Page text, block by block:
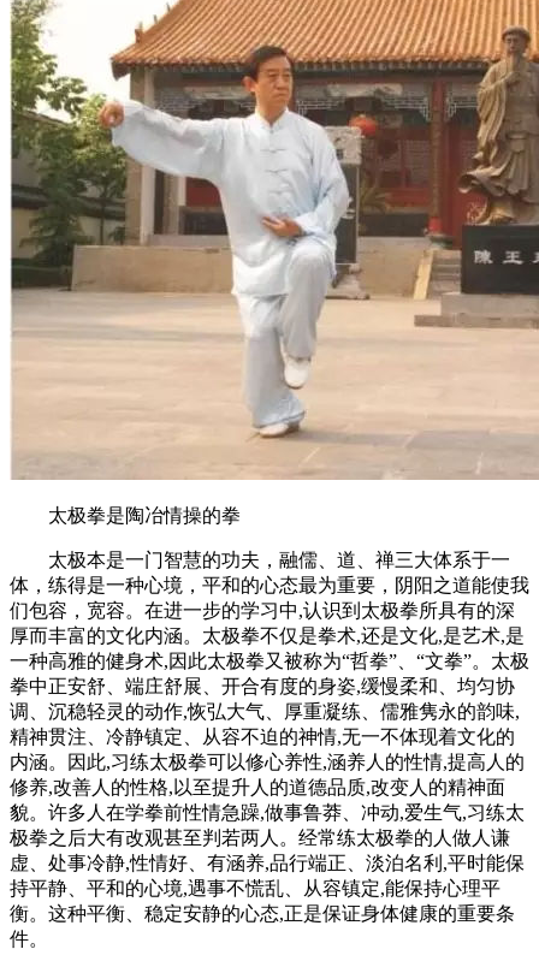
太极拳是陶冶情操的拳
太极本是一门智慧的功夫，融儒、道、禅三大体系于一
体，练得是一种心境，平和的心态最为重要，阴阳之道能使我
们包容，宽容。在进一步的学习中,认识到太极拳所具有的深
厚而丰富的文化内涵。太极拳不仅是拳术,还是文化,是艺术,是
一种高雅的健身术,因此太极拳又被称为“哲拳”、“文拳”。太极
拳中正安舒、端庄舒展、开合有度的身姿,缓慢柔和、均匀协
调、沉稳轻灵的动作,恢弘大气、厚重凝练、儒雅隽永的韵味,
精神贯注、冷静镇定、从容不迫的神情,无一不体现着文化的
内涵。因此,习练太极拳可以修心养性,涵养人的性情,提高人的
修养,改善人的性格,以至提升人的道德品质,改变人的精神面
貌。许多人在学拳前性情急躁,做事鲁莽、冲动,爱生气,习练太
极拳之后大有改观甚至判若两人。经常练太极拳的人做人谦
虚、处事冷静,性情好、有涵养,品行端正、淡泊名利,平时能保
持平静、平和的心境,遇事不慌乱、从容镇定,能保持心理平
衡。这种平衡、稳定安静的心态,正是保证身体健康的重要条
件。